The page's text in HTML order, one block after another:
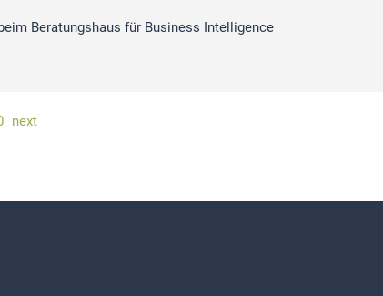
Beratungshaus für Business Intelligence
next